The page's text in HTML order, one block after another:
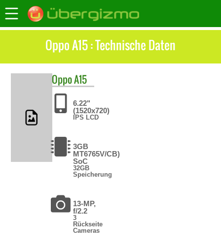
Oppo A15 : Technische Daten
OppoA15
6.22"
(1520x720)
IPS LCD
3GB
MT6765V/CB)
SoC
32GB
Speicherung
13-MP,
f/2.2
3
Rückseite
Cameras